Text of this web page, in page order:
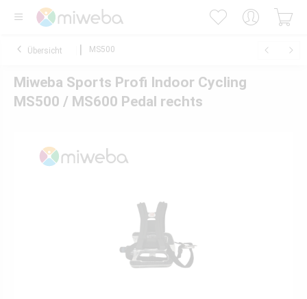
Übersicht MS500
Miweba Sports Profi Indoor Cycling
MS500 / MS600 Pedal rechts